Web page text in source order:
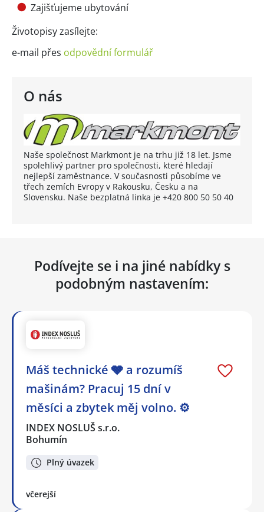
O nás
Naše společnost Markmont je na trhu již 18 let. Jsme
spolehlivý partner pro společnosti, které hledají
nejlepší zaměstnance. V současnosti působíme ve
třech zemích Evropy v Rakousku, Česku a na
Slovensku. Naše bezplatná linka je +420 800 50 50 40
Zajišťujeme ubytování
Životopisy zasílejte:
e-mail přes odpovědní formulář
Podívejte se i na jiné nabídky s
podobným nastavením:
Máš technické 🩶 a rozumíš
mašinám? Pracuj 15 dní v
měsíci a zbytek měj volno. ⚙
INDEX NOSLUŠ s.r.o.
Bohumín
Plný úvazek
včerejší